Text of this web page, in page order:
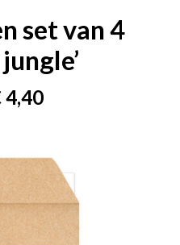
set van 4
prijs
5,00.
4,40Huidige
€ 4,40.